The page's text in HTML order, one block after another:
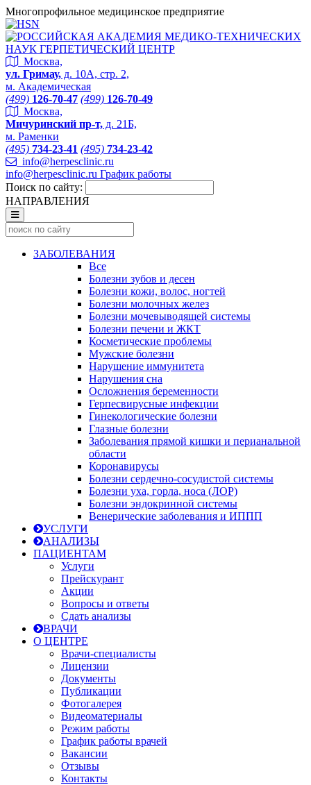
Многопрофильное медицинское предприятие
Москва,
ул. Гримау, д. 10А, стр. 2,
м. Академическая
(499) 126-70-47 (499) 126-70-49
Москва,
Мичуринский пр-т, д. 21Б,
м. Раменки
(495) 734-23-41 (495) 734-23-42
info@herpesclinic.ru
info@herpesclinic.ru График работы
Поиск по сайту:
НАПРАВЛЕНИЯ
ЗАБОЛЕВАНИЯ
Все
Болезни зубов и десен
Болезни кожи, волос, ногтей
Болезни молочных желез
Болезни мочевыводящей системы
Болезни печени и ЖКТ
Косметические проблемы
Мужские болезни
Нарушение иммунитета
Нарушения сна
Осложнения беременности
Герпесвирусные инфекции
Гинекологические болезни
Глазные болезни
Заболевания прямой кишки и перианальной
области
Коронавирусы
Болезни сердечно-сосудистой системы
Болезни уха, горла, носа (ЛОР)
Болезни эндокринной системы
Венерические заболевания и ИППП
УСЛУГИ
АНАЛИЗЫ
ПАЦИЕНТАМ
Услуги
Прейскурант
Акции
Вопросы и ответы
Сдать анализы
ВРАЧИ
О ЦЕНТРЕ
Врачи-специалисты
Лицензии
Документы
Публикации
Фотогалерея
Видеоматериалы
Режим работы
График работы врачей
Вакансии
Отзывы
Контакты